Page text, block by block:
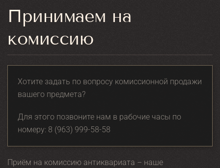
Принимаем на
комиссию
Хотите задать по вопросу комиссионной продажи
вашего предмета?
Для этого позвоните нам в рабочие часы по
номеру: 8 (963) 999-58-58
Приём на комиссию антиквариата – наше